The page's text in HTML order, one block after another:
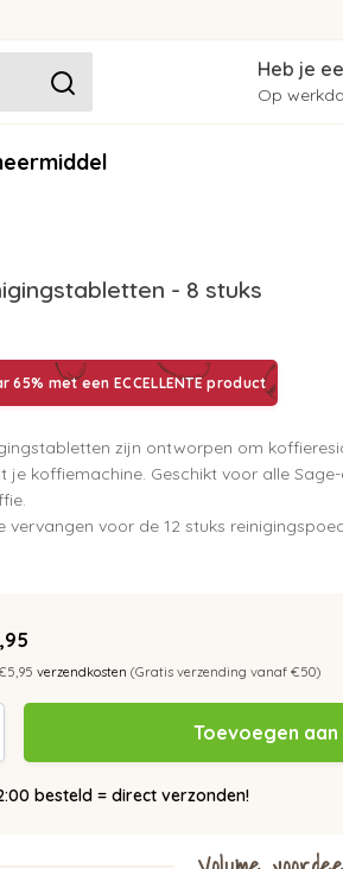
Heb je
Op
- 8 stuks
65% met een ECCELLENTE product
zijn ontworpen om
je koffiemachine. Geschikt voor alle
vervangen voor de 12 stuks
verzendkosten (Gratis verzending vanaf €50)
Toevoegen
besteld = direct verzonden!